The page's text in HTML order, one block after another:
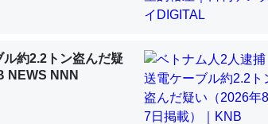
に使う脊椎動物と貝類は苦労してるんだな…。腹足
＝「昆虫はなぜ海にいないのか」に関する新仮説
約2.2トン盗んだ疑
NEWS NNN